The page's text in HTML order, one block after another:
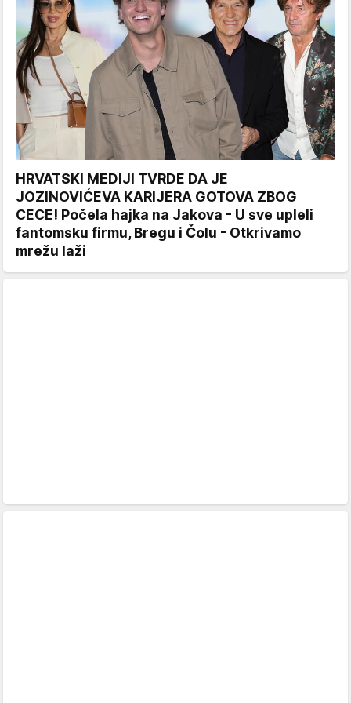
HRVATSKI MEDIJI TVRDE DA JE
JOZINOVIĆEVA KARIJERA GOTOVA ZBOG
CECE! Počela hajka na Jakova - U sve upleli
fantomsku firmu, Bregu i Čolu - Otkrivamo
mrežu laži